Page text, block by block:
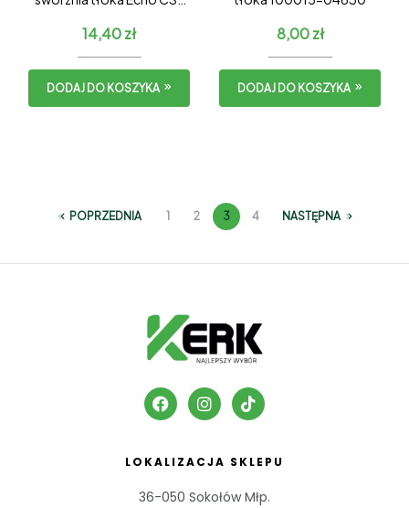
14,40zł
DODAJ DO KOSZYKA
8,00zł
DODAJ DO KOSZYKA
POPRZEDNIA 1 2 3 4 NASTĘPNA
LOKALIZACJA SKLEPU
36-050 Sokołów Młp.